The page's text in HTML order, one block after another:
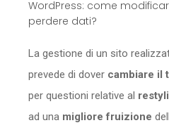
WordPress: come
perdere dati?
La gestione di un sito
prevede di dover cambiare il
per questioni relative al
ad una migliore fruizione